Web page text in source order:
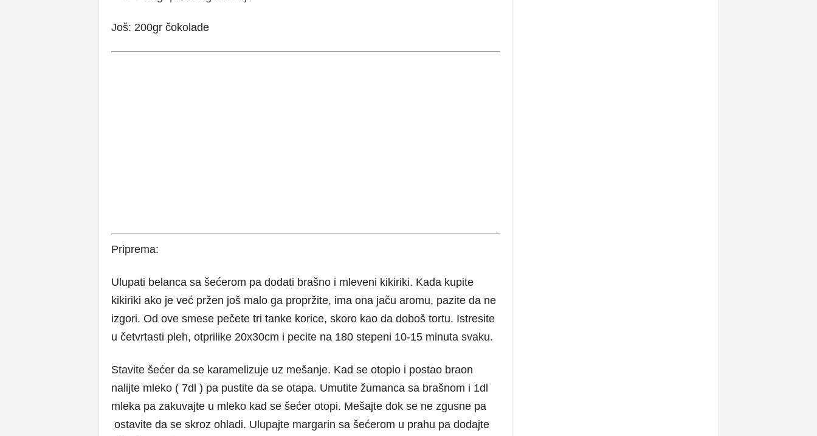
Još: 200gr čokolade
Priprema:
Ulupati belanca sa šećerom pa dodati brašno i mleveni kikiriki. Kada kupite
kikiriki ako je već pržen još malo ga propržite, ima ona jaču aromu, pazite da ne
izgori. Od ove smese pečete tri tanke korice, skoro kao da doboš tortu. Istresite
u četvrtasti pleh, otprilike 20x30cm i pecite na 180 stepeni 10-15 minuta svaku.
Stavite šećer da se karamelizuje uz mešanje. Kad se otopio i postao braon
nalijte mleko ( 7dl ) pa pustite da se otapa. Umutite žumanca sa brašnom i 1dl
mleka pa zakuvajte u mleko kad se šećer otopi. Mešajte dok se ne zgusne pa
ostavite da se skroz ohladi. Ulupajte margarin sa šećerom u prahu pa dodajte